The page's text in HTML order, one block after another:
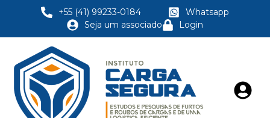
+55 (41) 99233-0184
Whatsapp
Seja um associado
Login